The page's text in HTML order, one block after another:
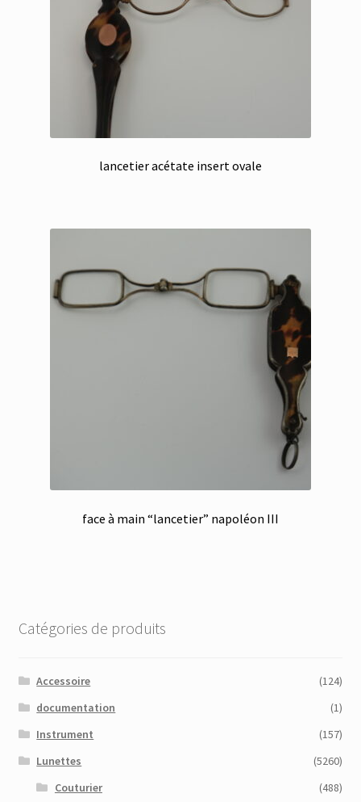
lancetier acétate insert ovale
face à main “lancetier” napoléon III
Catégories de produits
Accessoire
(124)
documentation
(1)
Instrument
(157)
Lunettes
(5260)
Couturier
(488)